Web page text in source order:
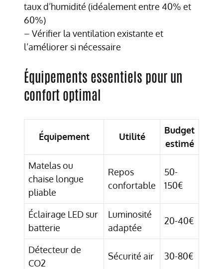
taux d’humidité (idéalement entre 40% et
60%)
– Vérifier la ventilation existante et
l’améliorer si nécessaire
Équipements essentiels pour un
confort optimal
Équipement Utilité
Budget
estimé
Matelas ou
chaise longue
pliable
Repos
confortable
50-
150€
Éclairage LED sur
batterie
Luminosité
adaptée
20-40€
Détecteur de
CO2
Sécurité air 30-80€